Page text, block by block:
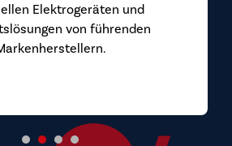
Elektrogeräten und
von führenden